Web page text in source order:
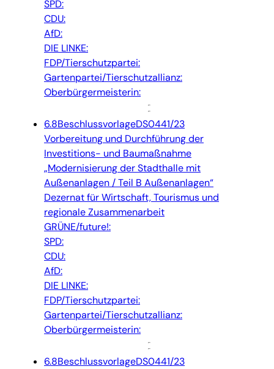
SPD:
CDU:
AfD:
DIE LINKE:
FDP/Tierschutzpartei:
Gartenpartei/Tierschutzallianz:
Oberbürgermeisterin:
6.8BeschlussvorlageDS0441/23
Vorbereitung und Durchführung der
Investitions- und Baumaßnahme
„Modernisierung der Stadthalle mit
Außenanlagen / Teil B Außenanlagen“
Dezernat für Wirtschaft, Tourismus und
regionale Zusammenarbeit
GRÜNE/future!:
SPD:
CDU:
AfD:
DIE LINKE:
FDP/Tierschutzpartei:
Gartenpartei/Tierschutzallianz:
Oberbürgermeisterin:
6.8BeschlussvorlageDS0441/23